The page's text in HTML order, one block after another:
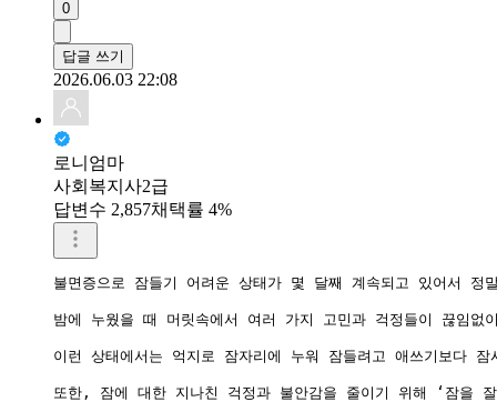
0
답글 쓰기
2026.06.03 22:08
로니엄마
사회복지사2급
답변수 2,857채택률 4%
불면증으로 잠들기 어려운 상태가 몇 달째 계속되고 있어서
밤에 누웠을 때 머릿속에서 여러 가지 고민과 걱정들이 끊임
이런 상태에서는 억지로 잠자리에 누워 잠들려고 애쓰기보다
또한, 잠에 대한 지나친 걱정과 불안감을 줄이기 위해 ‘잠을